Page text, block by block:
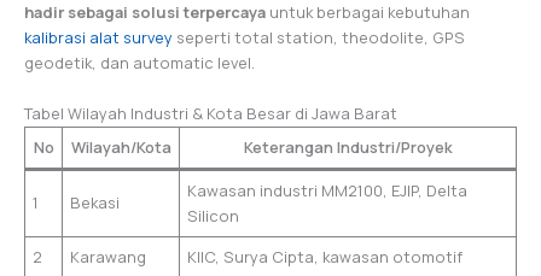
hadir sebagai solusi terpercaya untuk berbagai kebutuhan
kalibrasi alat survey seperti total station, theodolite, GPS
geodetik, dan automatic level.
Tabel Wilayah Industri & Kota Besar di Jawa Barat
No
Wilayah/Kota Keterangan Industri/Proyek
1 Bekasi
Kawasan industri MM2100, EJIP, Delta
Silicon
2
Karawang
KIIC, Surya Cipta, kawasan otomotif